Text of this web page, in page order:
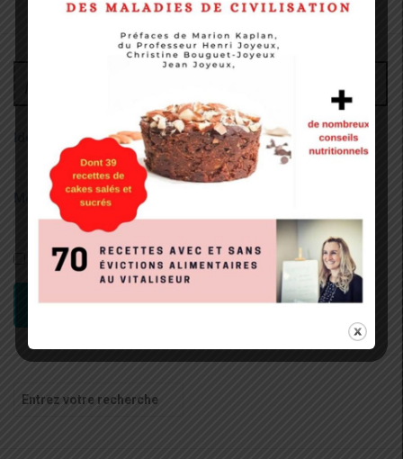
Mot de passe:
Rester connecté
CONNEXION
pour